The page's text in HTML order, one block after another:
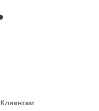
Клиентам